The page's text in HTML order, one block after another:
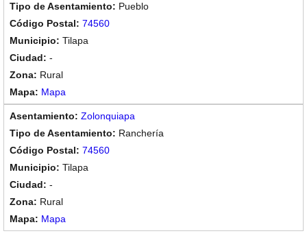
Pueblo
74560
Tilapa
-
Rural
Mapa
Zolonquiapa
Ranchería
74560
Tilapa
-
Rural
Mapa